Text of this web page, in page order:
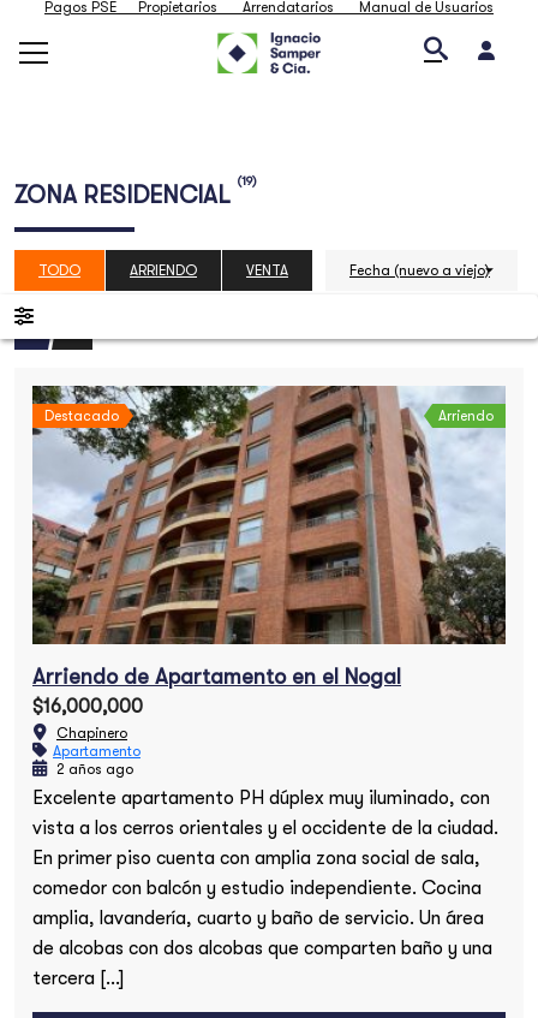
Pagos PSE Propietarios Arrendatarios Manual de Usuarios
ZONA RESIDENCIAL
(19)
TODO ARRIENDO VENTA Fecha (nuevo a viejo)
Destacado Arriendo
Arriendo de Apartamento en el Nogal
$16,000,000
Chapinero
Apartamento
2 años ago
Excelente apartamento PH dúplex muy iluminado, con
vista a los cerros orientales y el occidente de la ciudad.
En primer piso cuenta con amplia zona social de sala,
comedor con balcón y estudio independiente. Cocina
amplia, lavandería, cuarto y baño de servicio. Un área
de alcobas con dos alcobas que comparten baño y una
tercera […]
Búsqueda